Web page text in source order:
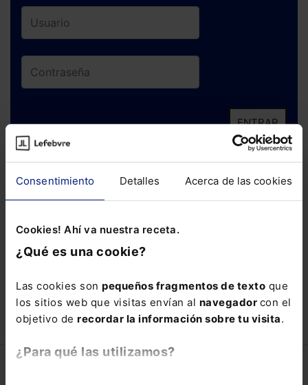
Consentimiento Detalles Acerca de las cookies
Cookies! Ahí va nuestra receta.
¿Qué es una cookie?
Las cookies son pequeños fragmentos de texto que
los sitios web que visitas envían al navegador con el
objetivo de recordar la información sobre tu visita.
¿Para qué las utilizamos?
ENTRAR
¿Has olvidado tu contraseña?
Si todavía no te has suscrito, no pierdas
está oportunidad y adquiere tu acceso
con un25% de descuento
COMPRAR